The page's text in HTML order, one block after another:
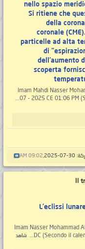
nello spazio
Si ritiene che
della
coronale
particelle ad alta
di
dell'aumento
scoperta
Imam Mahdi Nasser
07 - 2025 CE 01:06 PM
2025,
09:02 AM
Il
L'eclissi
- 2 - Imam Nasser
DC (Secondo il
شاهد